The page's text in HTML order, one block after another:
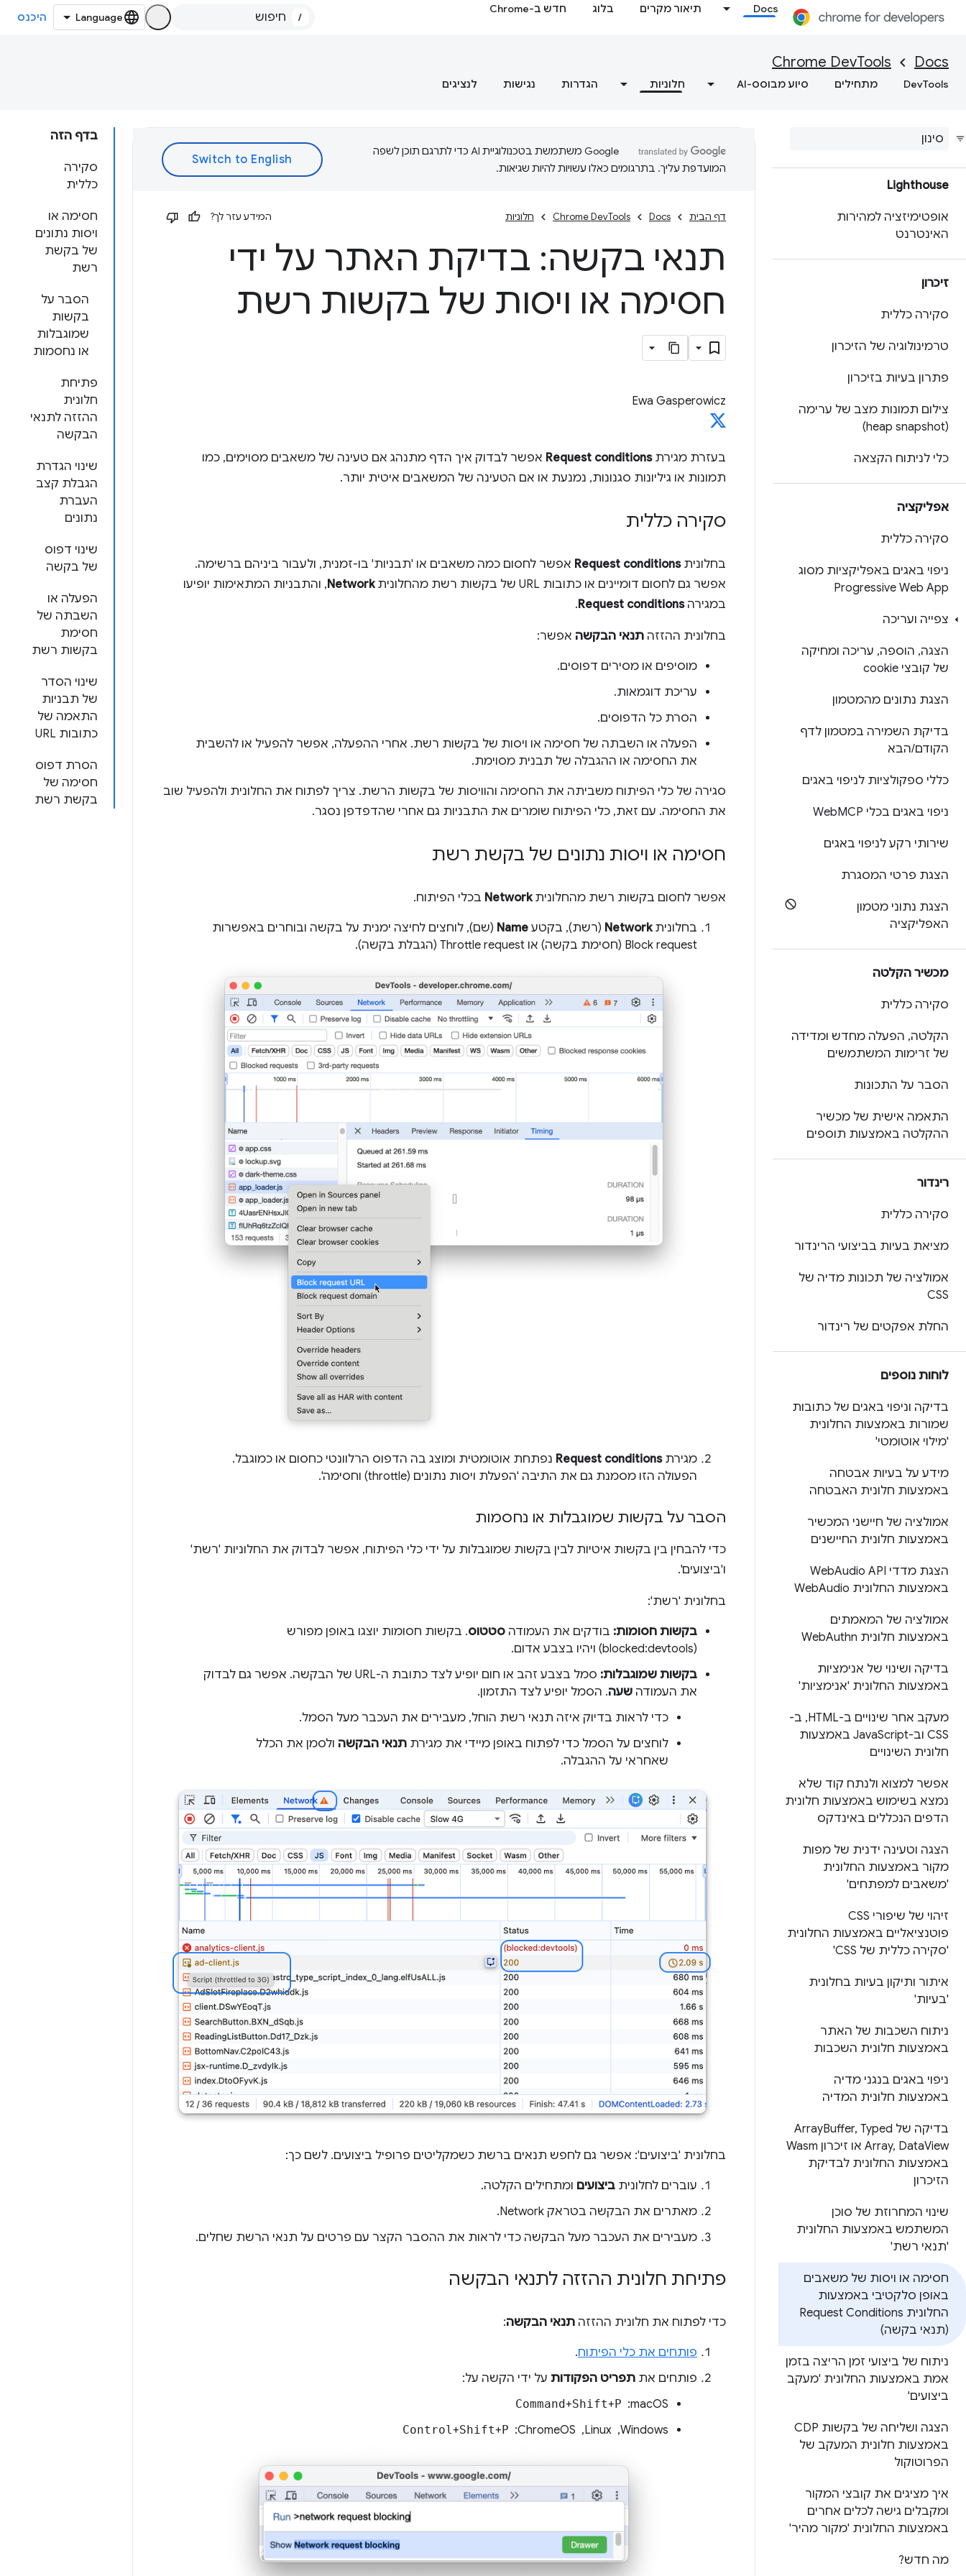
Docs תיאור מקרים בלוג חדש ב-Chrome
/ היכנס
Docs
Chrome DevTools
DevTools מתחילים סיוע מבוסס-AI חלוניות הגדרות נגישות לנציגים
הביצועים באמצעות API
מקבלים תובנות פרקטיות לגבי
ביצועי האתר
ביצועים
Lighthouse
אופטימיזציה למהירות
האינטרנט
זיכרון
סקירה כללית
טרמינולוגיה של הזיכרון
פתרון בעיות בזיכרון
צילום תמונות מצב של ערימה
(heap snapshot)
כלי לניתוח הקצאה
אפליקציה
סקירה כללית
ניפוי באגים באפליקציות מסוג
Progressive Web App
צפייה ועריכה
הצגה, הוספה, עריכה ומחיקה
של קובצי cookie
הצגת נתונים מהמטמון
בדיקת השמירה במטמון לדף
הקודם/הבא
כללי ספקולציות לניפוי באגים
ניפוי באגים בכלי Web MCP
שירותי רקע לניפוי באגים
הצגת פרטי המסגרת
הצגת נתוני מטמון
האפליקציה
מכשיר הקלטה
סקירה כללית
הקלטה, הפעלה מחדש ומדידה
של זרימות המשתמשים
הסבר על התכונות
התאמה אישית של מכשיר
ההקלטה באמצעות תוספים
רינדור
סקירה כללית
מציאת בעיות בביצועי הרינדור
אמולציה של תכונות מדיה של
CSS
החלת אפקטים של רינדור
לוחות נוספים
בדיקה וניפוי באגים של כתובות
שמורות באמצעות החלונית
'מילוי אוטומטי'
מידע על בעיות אבטחה
באמצעות חלונית האבטחה
אמולציה של חיישני המכשיר
באמצעות חלונית החיישנים
הצגת מדדי Web Audio API
באמצעות החלונית Web Audio
אמולציה של המאמתים
באמצעות חלונית Web Authn
בדיקה ושינוי של אנימציות
באמצעות החלונית 'אנימציות'
מעקב אחר שינויים ב-HTML , ב-
CSS וב-Java
Script באמצעות
חלונית השינויים
אפשר למצוא ולנתח קוד שלא
נמצא בשימוש באמצעות חלונית
הדפים הנכללים באינדקס
הצגה וטעינה ידנית של מפות
מקור באמצעות החלונית
'משאבים למפתחים'
זיהוי של שיפורי CSS
פוטנציאליים באמצעות החלונית
'סקירה כללית של CSS'
איתור ותיקון בעיות בחלונית
'בעיות'
ניתוח השכבות של האתר
באמצעות חלונית השכבות
ניפוי באגים בנגני מדיה
באמצעות חלונית המדיה
בדיקה של Array Buffer, Typed
Array, Data
View או זיכרון Wasm
באמצעות החלונית לבדיקת
הזיכרון
שינוי המחרוזת של סוכן
המשתמש באמצעות החלונית
'תנאי רשת'
חסימה או ויסות של משאבים
באופן סלקטיבי באמצעות
החלונית Request Conditions
(תנאי בקשה)
ניתוח של ביצועי זמן הריצה בזמן
אמת באמצעות החלונית 'מעקב
ביצועים'
הצגה ושליחה של בקשות CDP
באמצעות חלונית המעקב של
הפרוטוקול
איך מציגים את קובצי המקור
ומקבלים גישה לכלים אחרים
באמצעות החלונית 'מקור מהיר'
מה חדש?
בדף הזה
סקירה
כללית
חסימה או
ויסות נתונים
של בקשת
רשת
הסבר על
בקשות
שמוגבלות
או נחסמות
פתיחת
חלונית
ההזזה לתנאי
הבקשה
שינוי הגדרת
הגבלת קצב
העברת
נתונים
שינוי דפוס
של בקשה
הפעלה או
השבתה של
חסימת
בקשות רשת
שינוי הסדר
של תבניות
התאמה של
כתובות URL
הסרת דפוס
חסימה של
בקשת רשת
‫Google משתמשת בטכנולוגיית AI כדי לתרגם תוכן לשפה
המועדפת עליך. בתרגומים כאלו עשויות להיות שגיאות.
דף הבית Docs
Chrome DevTools חלוניות המידע עזר לך?
תנאי בקשה: בדיקת האתר על ידי
חסימה או ויסות של בקשות רשת
Ewa Gasperowicz
בעזרת מגירתRequest conditions אפשר לבדוק איך הדף מתנהג אם טעינה של משאבים מסוימים, כמו
תמונות או גיליונות סגנונות, נמנעת או אם הטעינה של המשאבים איטית יותר.
סקירה כללית
בחלוניתRequest conditions אפשר לחסום כמה משאבים או 'תבניות' בו-זמנית, ולעבור ביניהם ברשימה.
אפשר גם לחסום דומיינים או כתובות URL של בקשות רשת מהחלונית
Network, והתבניות המתאימות יופיעו
במגירהRequest conditions
.
בחלונית ההזזה תנאי הבקשה אפשר:
מוסיפים או מסירים דפוסים.
עריכת דוגמאות.
הסרת כל הדפוסים.
הפעלה או השבתה של חסימה או ויסות של בקשות רשת. אחרי ההפעלה, אפשר להפעיל או להשבית
את החסימה או ההגבלה של תבנית מסוימת.
סגירה של כלי הפיתוח משביתה את החסימה והוויסות של בקשות הרשת. צריך לפתוח את החלונית ולהפעיל שוב
את החסימה. עם זאת, כלי הפיתוח שומרים את התבניות גם אחרי שהדפדפן נסגר.
חסימה או ויסות נתונים של בקשת רשת
אפשר לחסום בקשות רשת מהחלוניתNetwork בכלי הפיתוח.
בחלוניתNetwork (רשת), בקטע Name (שם), לוחצים לחיצה ימנית על בקשה ובוחרים באפשרות
Block request (חסימת בקשה) או Throttle request (הגבלת בקשה).
מגירתRequest conditions נפתחת אוטומטית ומוצג בה הדפוס הרלוונטי כחסום או כמוגבל.
הפעולה הזו מסמנת גם את התיבה 'הפעלת ויסות נתונים (throttle) וחסימה'.
הסבר על בקשות שמוגבלות או נחסמות
כדי להבחין בין בקשות איטיות לבין בקשות שמוגבלות על ידי כלי הפיתוח, אפשר לבדוק את החלוניות 'רשת'
ו'ביצועים'.
בחלונית 'רשת':
בקשות חסומות: בודקים את העמודה סטטוס. בקשות חסומות יוצגו באופן מפורש
(blocked:devtools) ויהיו בצבע אדום.
בקשות שמוגבלות:
סמל בצבע זהב או חום יופיע לצד כתובת ה-URL של הבקשה. אפשר גם לבדוק
את העמודה שעה. הסמל יופיע לצד התזמון.
כדי לראות בדיוק איזה תנאי רשת הוחל, מעבירים את העכבר מעל הסמל.
לוחצים על הסמל כדי לפתוח באופן מיידי את מגירת תנאי הבקשה ולסמן את הכלל
שאחראי על ההגבלה.
בחלונית 'ביצועים': אפשר גם לחפש תנאים ברשת כשמקליטים פרופיל ביצועים. לשם כך:
עוברים לחלונית ביצועים ומתחילים הקלטה.
מאתרים את הבקשה בטראק Network.
מעבירים את העכבר מעל הבקשה כדי לראות את ההסבר הקצר עם פרטים על תנאי הרשת שחלים.
פתיחת חלונית ההזזה לתנאי הבקשה
כדי לפתוח את חלונית ההזזה תנאי הבקשה:
פותחים את כלי הפיתוח.
פותחים את תפריט הפקודות על ידי הקשה על:
macOS: ‏
Command+Shift+P
‫Windows, ‏ Linux, ‏ ChromeOS: ‏
Control+Shift+P